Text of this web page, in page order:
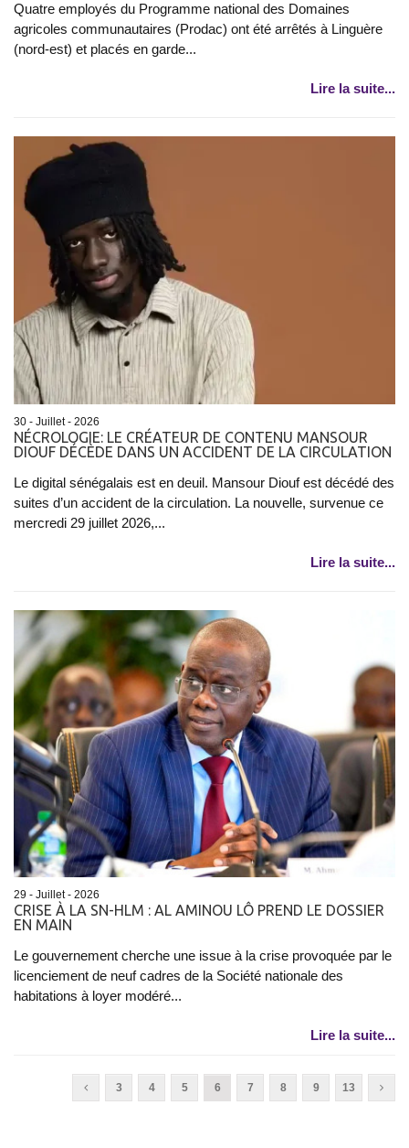
Quatre employés du Programme national des Domaines
agricoles communautaires (Prodac) ont été arrêtés à Linguère
(nord-est) et placés en garde...
Lire la suite...
30 - Juillet - 2026
NÉCROLOGIE: LE CRÉATEUR DE CONTENU MANSOUR
DIOUF DÉCÈDE DANS UN ACCIDENT DE LA CIRCULATION
Le digital sénégalais est en deuil. Mansour Diouf est décédé des
suites d’un accident de la circulation. La nouvelle, survenue ce
mercredi 29 juillet 2026,...
Lire la suite...
29 - Juillet - 2026
CRISE À LA SN-HLM : AL AMINOU LÔ PREND LE DOSSIER
EN MAIN
Le gouvernement cherche une issue à la crise provoquée par le
licenciement de neuf cadres de la Société nationale des
habitations à loyer modéré...
Lire la suite...
3 4 5 6 7 8 9 13